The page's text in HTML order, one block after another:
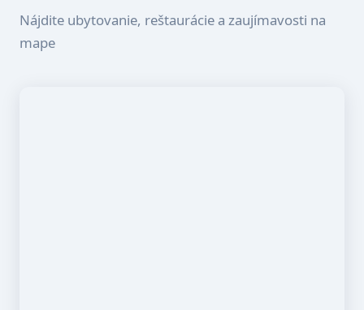
Nájdite ubytovanie, reštaurácie a zaujímavosti na
mape